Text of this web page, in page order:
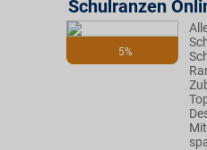
5%
Schulranzen